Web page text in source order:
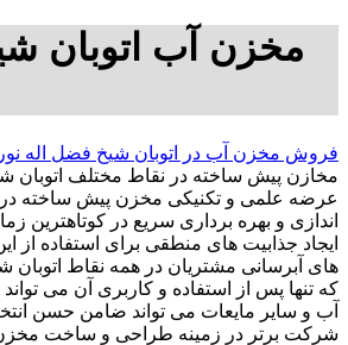
مخزن آب اتوبان
فروش مخزن آب در اتوبان شیخ فضل اله
مخازن پیش ساخته در نقاط مختلف اتوبان
عرضه علمی و تکنیکی مخزن پیش ساخته در
اندازی و بهره برداری سریع در
ایجاد جذابیت های منطقی برای استفاده
های آبرسانی مشتریان در همه نقاط اتوبان شیخ فضل اله
که تنها پس از استفاده و کاربری آن می
آب و سایر مایعات می تواند ضامن حسن
شرکت برتر در زمینه طراحی و ساخت